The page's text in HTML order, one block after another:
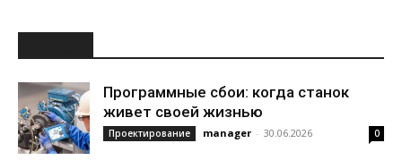
Программные сбои: когда станок
живет своей жизнью
Проектирование manager - 30.06.2026 0